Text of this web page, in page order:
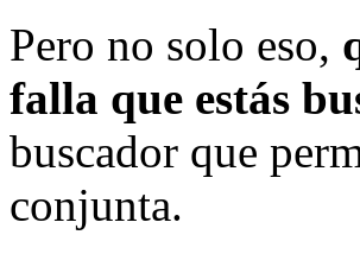
Pero no solo eso,
falla que estás
buscador que
conjunta.